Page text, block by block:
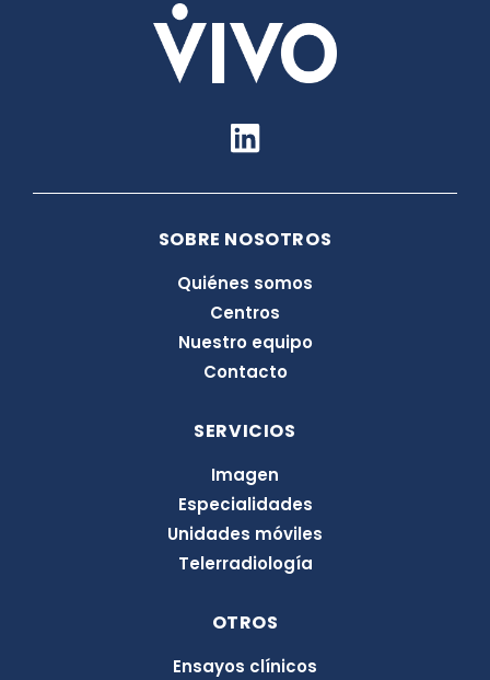
L
i
n
e
d
i
n
SOBRE NOSOTROS
Quiénes somos
Centros
Nuestro equipo
Contacto
SERVICIOS
Imagen
Especialidades
Unidades móviles
Telerradiología
OTROS
Ensayos clínicos